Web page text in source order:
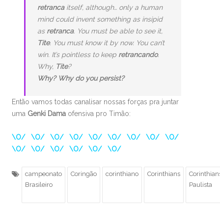
retranca itself, although… only a human
mind could invent something as insipid
as retranca. You must be able to see it,
Tite. You must know it by now. You can’t
win. It’s pointless to keep retrancando.
Why, Tite?
Why? Why do you persist?
Então vamos todas canalisar nossas forças pra juntar
uma Genki Dama ofensiva pro Timão:
\O/ \O/ \O/ \O/ \O/ \O/ \O/ \O/ \O/
\O/ \O/ \O/ \O/ \O/ \O/
campeonato
Brasileiro
Coringão corinthiano Corinthians
Paulista